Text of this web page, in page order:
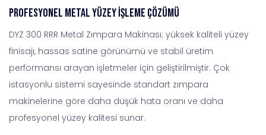
Profesyonel Metal Yüzey İşleme Çözümü
DYZ 300 RRR Metal Zımpara Makinası; yüksek kaliteli yüzey
finisajı, hassas satine görünümü ve stabil üretim
performansı arayan işletmeler için geliştirilmiştir. Çok
istasyonlu sistemi sayesinde standart zımpara
makinelerine göre daha düşük hata oranı ve daha
profesyonel yüzey kalitesi sunar.